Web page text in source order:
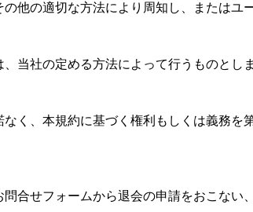
他の適切な方法により周知し、またはユ
当社の定める方法によって行うものとしま
く、本規約に基づく権利もしくは義務を
合せフォームから退会の申請をおこない